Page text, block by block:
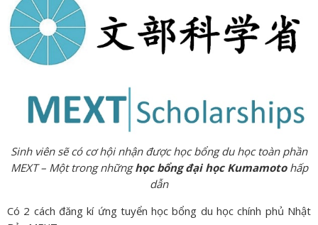
Sinh viên sẽ có cơ hội nhận được học bổng du học toàn phần
MEXT – Một trong nhữnghọc bổng đại học Kumamotohấp
dẫn
Có 2 cách đăng kí ứng tuyển học bổng du học chính phủ Nhật